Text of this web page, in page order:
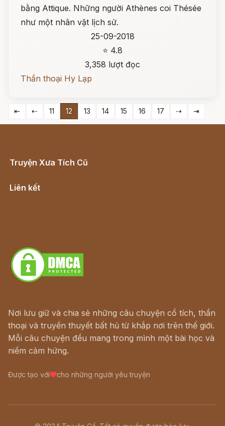
bằng Attique. Những người Athènes coi Thésée
như một nhân vật lịch sử.
25-09-2018
⭐ 4.8
3,358 lượt đọc
Thần thoại Hy Lạp
⇤ ⇠ 11 12 13 14 15 16 17 ⇢ ⇥
Truyện Xưa Tích Cũ
Liên kết
Nơi lưu giữ và chia sẻ những câu chuyện cổ tích, thần
thoại và truyền thuyết bất hủ từ khắp nơi trên thế giới.
Mỗi câu chuyện đều mang trong mình một bài học và
niềm cảm hứng.
Được tạo với cho những người yêu truyện